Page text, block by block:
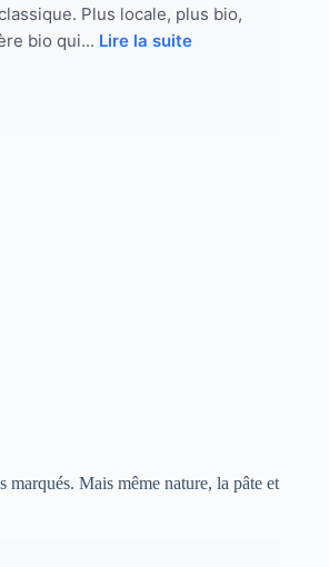
Plus locale, plus bio,
bio qui... Lire la suite
marqués. Mais même nature, la pâte et